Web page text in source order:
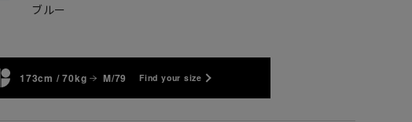
ブルー
173cm / 70kg M/79 Find your size